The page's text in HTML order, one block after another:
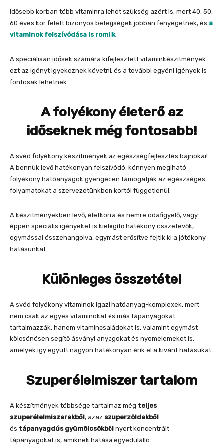
Idősebb korban több vitaminra lehet szükség azért is, mert 40, 50,
60 éves kor felett bizonyos betegségek jobban fenyegetnek, és a
vitaminok felszívódása is romlik.
A speciálisan idősek számára kifejlesztett vitaminkészítmények
ezt az igényt igyekeznek követni, és a további egyéni igények is
fontosak lehetnek.
A folyékony életerő az
időseknek még fontosabb!
A svéd folyékony készítmények az egészségfejlesztés bajnokai!
A bennük levő hatékonyan felszívódó, könnyen megiható
folyékony hatóanyagok gyengéden támogatják az egészséges
folyamatokat a szervezetünkben kortól függetlenül.
A készítményekben levő, életkorra és nemre odafigyelő, vagy
éppen speciális igényeket is kielégítő hatékony összetevők,
egymással összehangolva, egymást erősítve fejtik ki a jótékony
hatásunkat.
Különleges összetétel
A svéd folyékony vitaminok igazi hatóanyag-komplexek, mert
nem csak az egyes vitaminokat és más tápanyagokat
tartalmazzák, hanem vitamincsaládokat is, valamint egymást
kölcsönösen segítő ásványi anyagokat és nyomelemeket is,
amelyek így együtt nagyon hatékonyan érik el a kívánt hatásukat.
Szuperélelmiszer tartalom
A készítmények többsége tartalmaz még teljes
szuperélelmiszerekből, azaz szuperzöldekből
és tápanyagdús gyümölcsökből nyert koncentrált
tápanyagokat is, amiknek hatása egyedülálló.